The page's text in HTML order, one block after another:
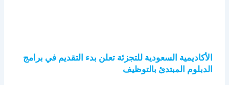
الأكاديمية السعودية للتجزئة تعلن بدء التقديم في برامج
الدبلوم المبتدئ بالتوظيف